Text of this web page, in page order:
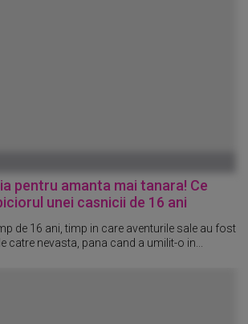
pentru amanta mai tanara! Ce
unei casnicii de 16 ani
de 16 ani, timp in care aventurile sale au fost
catre nevasta, pana cand a umilit-o in...